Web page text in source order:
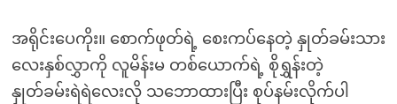
အရိုင်းပေကိုး။ စောက်ဖုတ်ရဲ့ စေးကပ်နေတဲ့ နှုတ်ခမ်းသား
လေးနှစ်လွှာကို လူမိန်းမ တစ်ယောက်ရဲ့ စိုရွှန်းတဲ့
နှုတ်ခမ်းရဲရဲလေးလို သဘောထားပြီး စုပ်နမ်းလိုက်ပါ